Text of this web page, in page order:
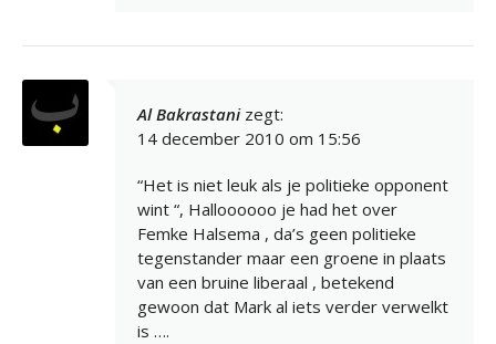
Al Bakrastani zegt:
14 december 2010 om 15:56
“Het is niet leuk als je politieke opponent
wint “, Halloooooo je had het over
Femke Halsema , da’s geen politieke
tegenstander maar een groene in plaats
van een bruine liberaal , betekend
gewoon dat Mark al iets verder verwelkt
is ….